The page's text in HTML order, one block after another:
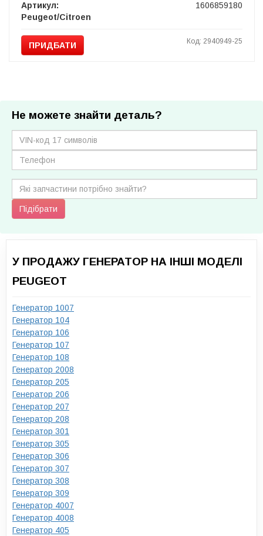
Артикул:
1606859180
Peugeot/Citroen
ПРИДБАТИ Код: 2940949-25
Не можете знайти деталь?
Підібрати
У ПРОДАЖУ ГЕНЕРАТОР НА ІНШІ МОДЕЛІ
PEUGEOT
Генератор 1007
Генератор 104
Генератор 106
Генератор 107
Генератор 108
Генератор 2008
Генератор 205
Генератор 206
Генератор 207
Генератор 208
Генератор 301
Генератор 305
Генератор 306
Генератор 307
Генератор 308
Генератор 309
Генератор 4007
Генератор 4008
Генератор 405